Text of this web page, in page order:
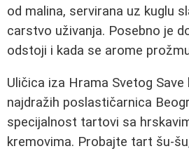
od malina, servirana uz kuglu
carstvo uživanja. Posebno je
odstoji i kada se arome
Uličica iza Hrama Svetog Save
najdražih poslastičarnica
specijalnost tartovi sa
kremovima. Probajte tart šu-